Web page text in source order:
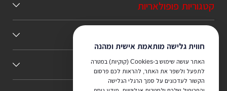
חווית גלישה מותאמת אישית ומהנה
האתר עושה שימוש ב-Cookies (קוקיות) במטרה
לתפעל ולשפר את האתר, להראות לכם פרסום
הקשור לעדכונים על סמך הרגלי הגלישה
קטגוריות פופולאריות
כללי